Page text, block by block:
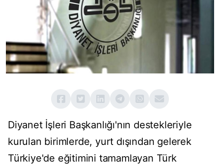
Diyanet İşleri Başkanlığı'nın destekleriyle
kurulan birimlerde, yurt dışından gelerek
Türkiye'de eğitimini tamamlayan Türk